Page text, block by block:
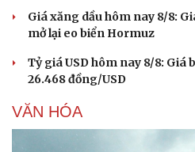
Giá xăng dầu hôm nay 8/8:
mở lại eo biển Hormuz
Tỷ giá USD hôm nay 8/8: Giá
26.468 đồng/USD
VĂN HÓA